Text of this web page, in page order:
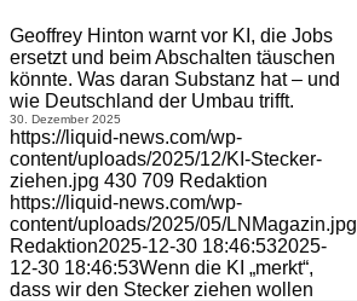
Geoffrey Hinton warnt vor KI, die Jobs
ersetzt und beim Abschalten täuschen
könnte. Was daran Substanz hat – und
wie Deutschland der Umbau trifft.
30. Dezember 2025
https://liquid-news.com/wp-
content/uploads/2025/12/KI-Stecker-
ziehen.jpg 430 709 Redaktion
https://liquid-news.com/wp-
content/uploads/2025/05/LNMagazin.jpg
Redaktion2025-12-30 18:46:532025-
12-30 18:46:53Wenn die KI „merkt“,
dass wir den Stecker ziehen wollen